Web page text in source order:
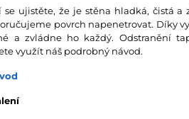
se ujistěte, že je stěna hladká, čistá
povrch napenetrovat. Díky
a zvládne ho každý. Odstranění
využít náš podrobný návod.